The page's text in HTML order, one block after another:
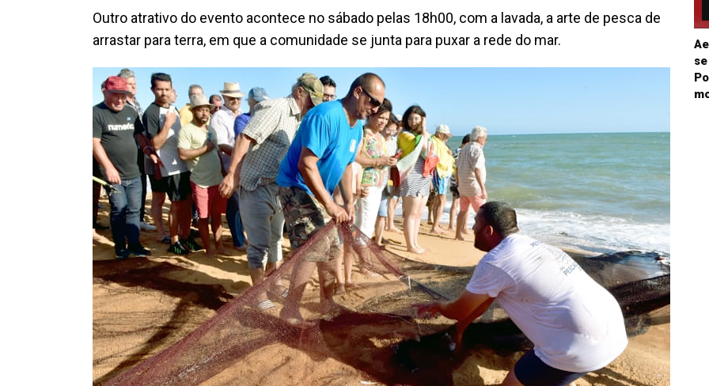
Outro atrativo do evento acontece no sábado pelas 18h00, com a lavada, a arte de pesca de
arrastar para terra, em que a comunidade se junta para puxar a rede do mar.